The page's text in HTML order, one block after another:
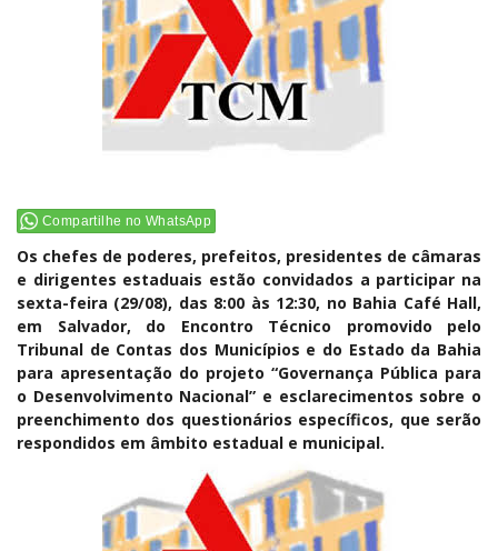
Compartilhe no WhatsApp
Os chefes de poderes, prefeitos, presidentes de câmaras
e dirigentes estaduais estão convidados a participar na
sexta-feira (29/08), das 8:00 às 12:30, no Bahia Café Hall,
em Salvador, do Encontro Técnico promovido pelo
Tribunal de Contas dos Municípios e do Estado da Bahia
para apresentação do projeto “Governança Pública para
o Desenvolvimento Nacional” e esclarecimentos sobre o
preenchimento dos questionários específicos, que serão
respondidos em âmbito estadual e municipal.